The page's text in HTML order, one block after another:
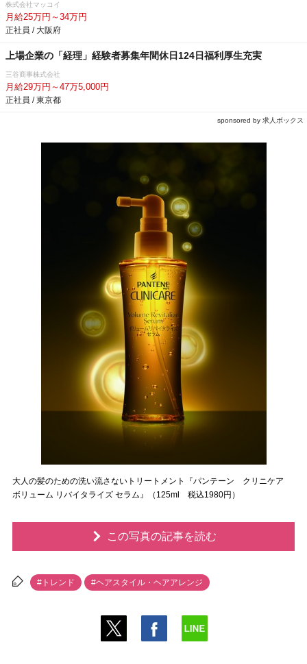
株式会社マッコイ
月給25万円～34万円
正社員 / 大阪府
上場企業の「経理」経験者募集年間休日124日福利厚生充実
三谷商事株式会社
月給29万円～47万5,000円
正社員 / 東京都
sponsored by 求人ボックス
大人の髪のための洗い流さないトリートメント『パンテーン クリニケア
ボリューム リバイタライズ セラム』（125ml 税込1980円）
この写真の記事を読む
#トレンド #ヘアスタイル・ヘアアレンジ